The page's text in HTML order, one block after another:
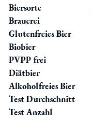
Biersorte
Brauerei
Glutenfreies Bier
Biobier
PVPP frei
Diätbier
Alkoholfreies Bier
Test Durchschnitt
Test Anzahl